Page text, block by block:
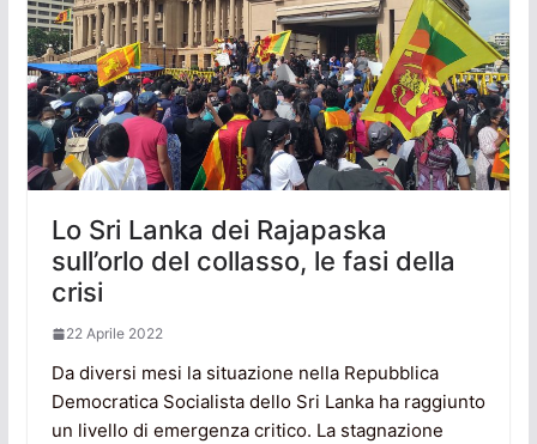
Lo Sri Lanka dei Rajapaska
sull’orlo del collasso, le fasi della
crisi
22 Aprile 2022
Da diversi mesi la situazione nella Repubblica
Democratica Socialista dello Sri Lanka ha raggiunto
un livello di emergenza critico. La stagnazione